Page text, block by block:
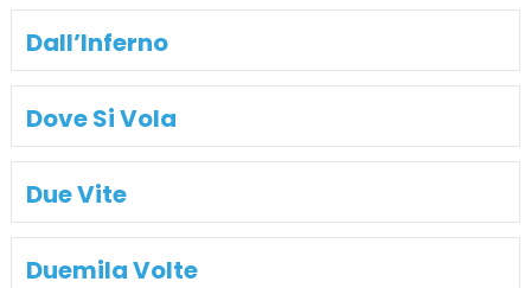
Dall’Inferno
Dove Si Vola
Due Vite
Duemila Volte